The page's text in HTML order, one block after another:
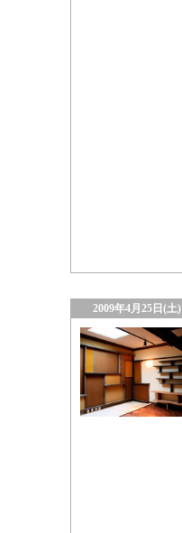
2009年4月25日(土)